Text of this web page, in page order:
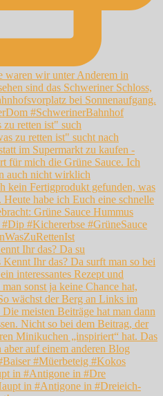
retten ist" such
Ihr das? Da su
in #Antigone in #Dre